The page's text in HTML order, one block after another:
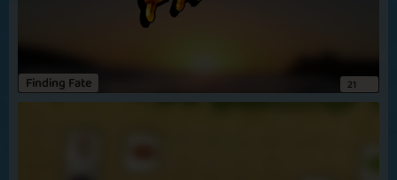
3 - tuseniet de dagelijkse werkzaamheden
Finding Fate 21